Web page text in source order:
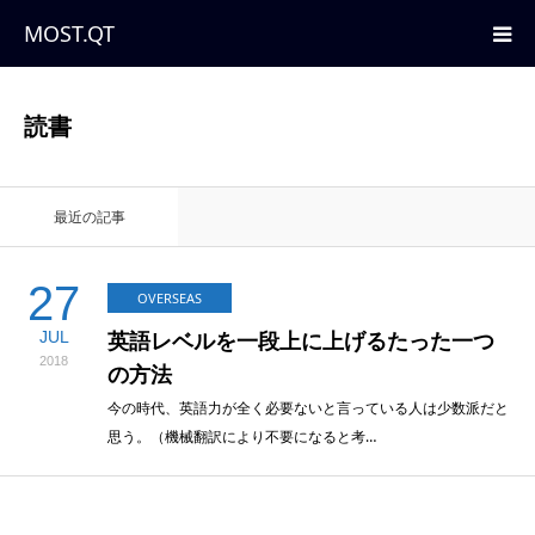
MOST.QT
読書
最近の記事
27
JUL
2018
OVERSEAS
英語レベルを一段上に上げるたった一つ
の方法
今の時代、英語力が全く必要ないと言っている人は少数派だと
思う。（機械翻訳により不要になると考…